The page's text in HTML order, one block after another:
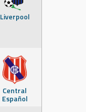
Liverpool
Central
Español